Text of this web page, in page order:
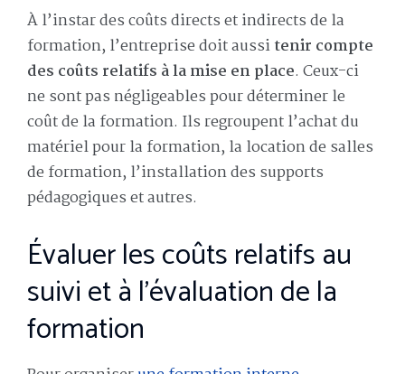
À l’instar des coûts directs et indirects de la
formation, l’entreprise doit aussitenir compte
des coûts relatifs à la mise en place. Ceux-ci
ne sont pas négligeables pour déterminer le
coût de la formation. Ils regroupent l’achat du
matériel pour la formation, la location de salles
de formation, l’installation des supports
pédagogiques et autres.
Évaluer les coûts relatifs au
suivi et à l’évaluation de la
formation